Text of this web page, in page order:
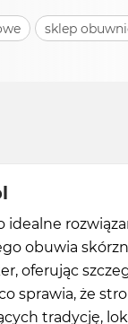
sklep
idealne
obuwia
oferując
sprawia, że
tradycję,